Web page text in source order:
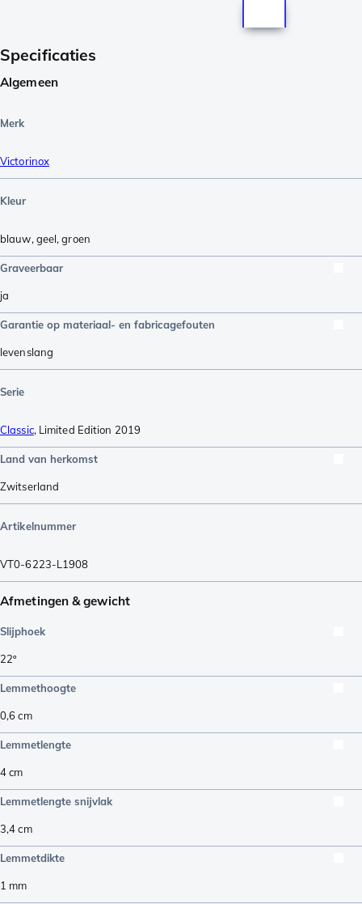
Specificaties
Algemeen
Merk
Victorinox
Kleur
blauw,geel,groen
Graveerbaar
ja
Garantie op materiaal- en fabricagefouten
levenslang
Serie
Classic, Limited Edition 2019
Land van herkomst
Zwitserland
Artikelnummer
VT0-6223-L1908
Afmetingen & gewicht
Slijphoek
22º
Lemmethoogte
0,6cm
Lemmetlengte
4cm
Lemmetlengte snijvlak
3,4cm
Lemmetdikte
1 mm